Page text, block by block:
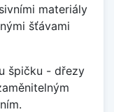
materiály
šťávami
špičku - dřezy